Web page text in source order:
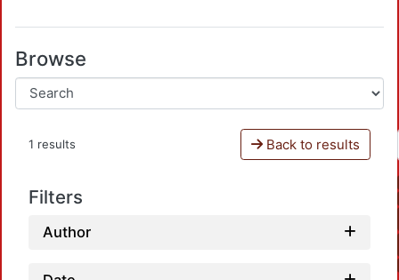
Browse
1 results Back to results
Filters
Author